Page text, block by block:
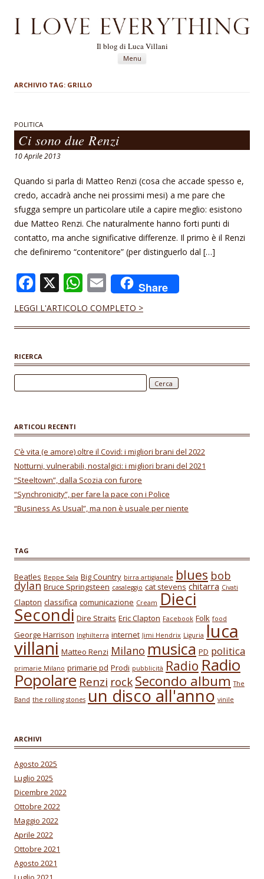
Il blog di Luca Villani
Menu
ARCHIVIO TAG: GRILLO
POLITICA
Ci sono due Renzi
10 Aprile 2013
Quando si parla di Matteo Renzi (cosa che accade spesso e,
credo, accadrà anche nei prossimi mesi) a me pare che
sfugga sempre un particolare utile a capire meglio: esistono
due Matteo Renzi. Che naturalmente hanno forti punti di
contatto, ma anche significative differenze. Il primo è il Renzi
che definiremo “contenitore” (per distinguerlo dal […]
F
ac
e
o
o
k
X W
h
at
A
p
p
E
m
ai
Share
LEGGI L'ARTICOLO COMPLETO >
RICERCA
ARTICOLI RECENTI
C’è vita (e amore) oltre il Covid: i migliori brani del 2022
Notturni, vulnerabili, nostalgici: i migliori brani del 2021
“Steeltown”, dalla Scozia con furore
“Synchronicity”, per fare la pace con i Police
“Business As Usual”, ma non è usuale per niente
TAG
Beatles Beppe Sala Big Country birra artigianale blues bob
dylan Bruce Springsteen casaleggio cat stevens chitarra Civati
Clapton classifica comunicazione Cream Dieci
Secondi Dire Straits Eric Clapton Facebook Folk food
George Harrison Inghilterra internet Jimi Hendrix Liguria luca
villani Matteo Renzi Milano musica PD politica
primarie Milano primarie pd Prodi pubblicità Radio Radio
Popolare Renzi rockSecondo album The
Band the rolling stones un disco all'anno vinile
ARCHIVI
Agosto 2025
Luglio 2025
Dicembre 2022
Ottobre 2022
Maggio 2022
Aprile 2022
Ottobre 2021
Agosto 2021